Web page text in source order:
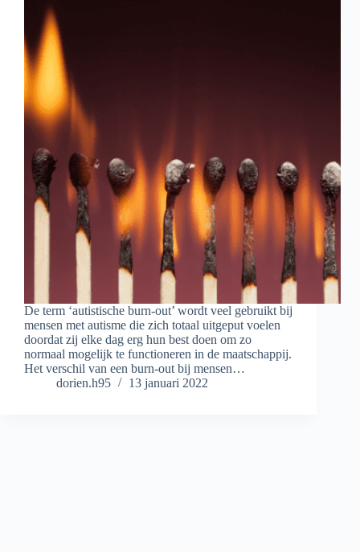
De term ‘autistische burn-out’ wordt veel gebruikt bij
mensen met autisme die zich totaal uitgeput voelen
doordat zij elke dag erg hun best doen om zo
normaal mogelijk te functioneren in de maatschappij.
Het verschil van een burn-out bij mensen…
dorien.h95
13 januari 2022